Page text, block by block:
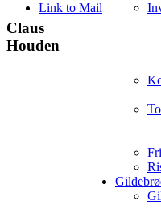
Link to Mail
Claus
Houden